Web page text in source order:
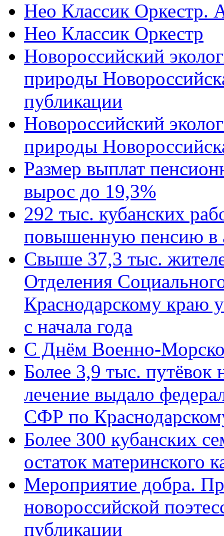
Нео Классик Оркестр.
Нео Классик Оркестр
Новороссийский
природы
публикации
Новороссийский
природы
Размер выплат
вырос до 19,3%
292 тыс. кубанских
повышенную пенсию в
Свыше 37,3 тыс.
Отделения
Краснодарскому краю
с начала года
C Днём Военно-
Более 3,9 тыс. путёвок
лечение выдало
СФР по
Более 300 кубанских
остаток материнского
Мероприятие добра.
новороссийской
публикации